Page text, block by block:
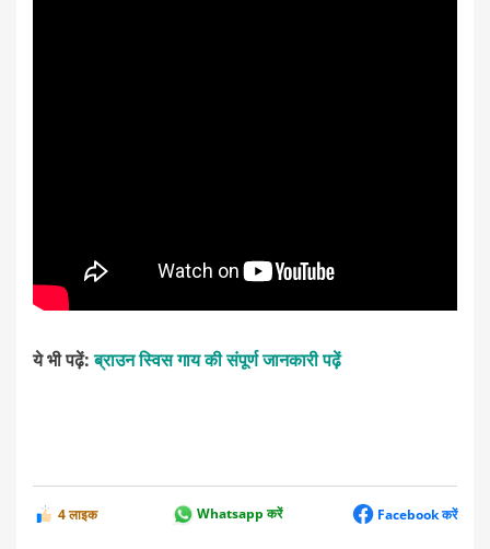
ये भी पढ़ें:ब्राउन स्विस गाय की संपूर्ण जानकारी पढ़ें
4 लाइक Whatsapp करें Facebook करें